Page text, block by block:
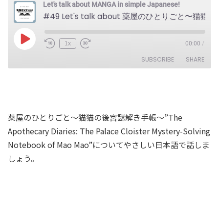
Let's talk about MANGA in simple Japanese!
Play
Episode
1x 00:00 /
SUBSCRIBE SHARE
EMBED
薬屋のひとりごと〜猫猫の後宮謎解き手帳〜”The
Apothecary Diaries: The Palace Cloister Mystery-Solving
Notebook of Mao Mao”についてやさしい日本語で話しま
しょう。